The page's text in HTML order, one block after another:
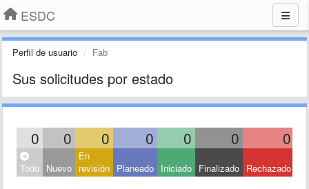
ESDC
Perfil de usuario Fab
Sus solicitudes por estado
0 0 0 0 0 0 0
Todo Nuevo
En
revisión Planeado Iniciado Finalizado Rechazado